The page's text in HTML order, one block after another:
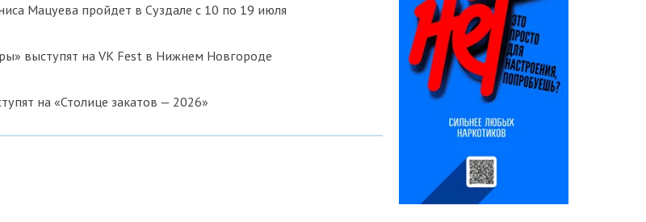
Мацуева пройдет в Суздале с 10 по 19 июля
выступят на VK Fest в Нижнем Новгороде
на «Столице закатов — 2026»